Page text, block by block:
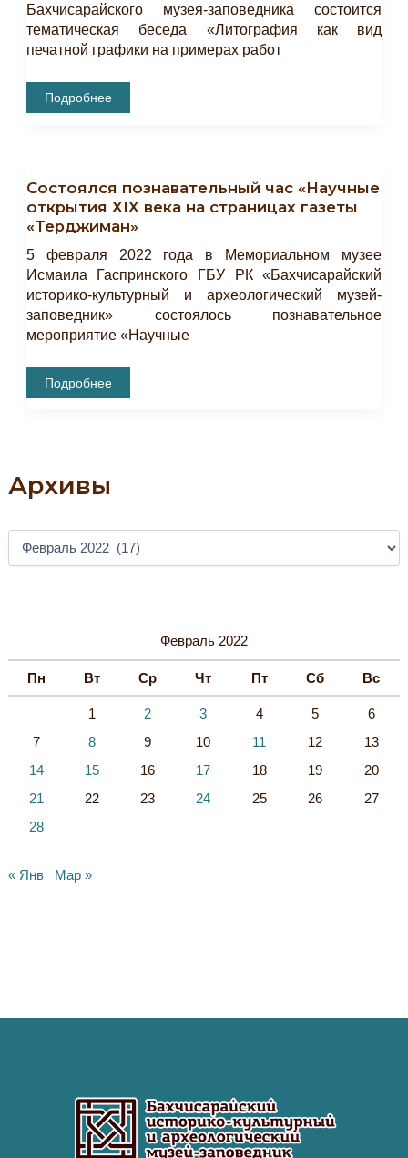
Архивы
Февраль 2022
Пн Вт Ср Чт Пт Сб Вс
1 2 3 4 5
6
7
8 9 10 11 12
13
14
15 16 17 18 19
20
21
22 23 24 25 26
27
28
« Янв Мар »
Бахчисарайского музея-заповедника состоится
тематическая беседа «Литография как вид
печатной графики на примерах работ
Тематическая
Беседа
На
Работ
Художников
Афанасия
Де
Палдо,
Василия
Карло
Бассоли,
Огюста
Раффе»
Подробнее
Состоялся познавательный час «Научные
открытия XIX века на страницах газеты
«Терджиман»
5 февраля 2022 года в Мемориальном музее
Исмаила Гаспринского ГБУ РК «Бахчисарайский
историко-культурный и археологический музей-
заповедник» состоялось познавательное
мероприятие «Научные
Состоялся
Познавательный
Страницах
Газеты
Подробнее